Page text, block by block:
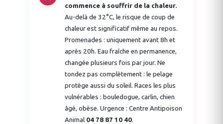
commence à souffrir de la chaleur.
Au-delà de 32°C, le risque de coup de
chaleur est significatif même au repos.
Promenades : uniquement avant 8h et
après 20h. Eau fraîche en permanence,
changée plusieurs fois par jour. Ne
tondez pas complètement : le pelage
protège aussi du soleil. Races les plus
vulnérables : bouledogue, carlin, chien
âgé, obèse. Urgence : Centre Antipoison
Animal 04 78 87 10 40.